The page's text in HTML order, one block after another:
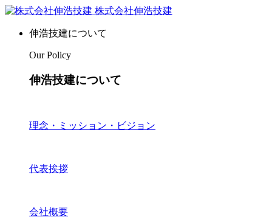
株式会社伸浩技建
伸浩技建について
Our Policy
伸浩技建について
理念・ミッション・ビジョン
代表挨拶
会社概要